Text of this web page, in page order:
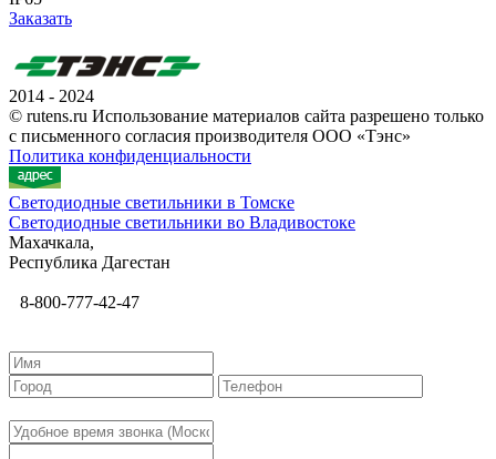
Заказать
2014 - 2024
© rutens.ru Использование материалов сайта разрешено только
с письменного согласия производителя ООО «Тэнс»
Политика конфиденциальности
Светодиодные светильники в Томске
Светодиодные светильники во Владивостоке
Махачкала,
Республика Дагестан
8-800-777-42-47